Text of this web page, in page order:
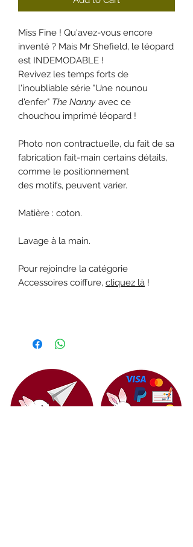
Miss Fine ! Qu'avez-vous encore
inventé ? Mais Mr Shefield, le léopard
est INDEMODABLE !
Revivez les temps forts de
l'inoubliable série "Une nounou
d'enfer" The Nanny avec ce
chouchou imprimé léopard !
Photo non contractuelle, du fait de sa
fabrication fait-main certains détails,
comme le positionnement
des motifs, peuvent varier.
Matière : coton.
Lavage à la main.
Pour rejoindre la catégorie
Accessoires coiffure, cliquez là !